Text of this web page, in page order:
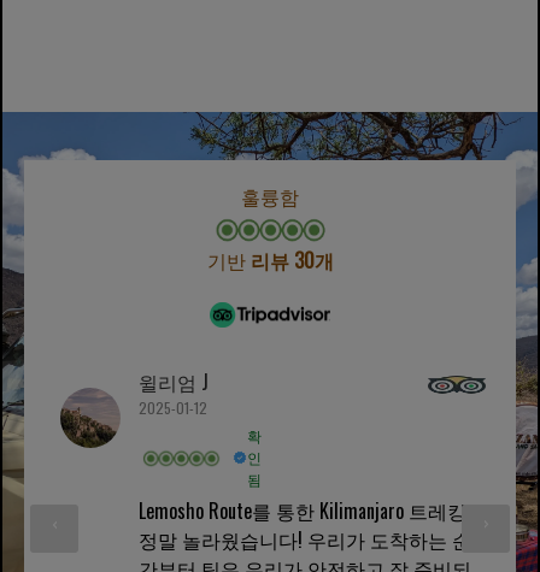
훌륭함
기반 리뷰 30개
윌리엄 J
2025-01-12
확
인
됨
Lemosho Route를 통한 Kilimanjaro 트레킹은
정말 놀라웠습니다! 우리가 도착하는 순